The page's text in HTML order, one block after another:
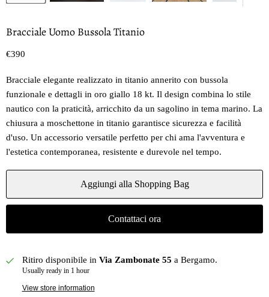
Bracciale Uomo Bussola Titanio
Prezzo oggi
€390
Bracciale elegante realizzato in titanio annerito con bussola
funzionale e dettagli in oro giallo 18 kt. Il design combina lo stile
nautico con la praticità, arricchito da un sagolino in tema marino. La
chiusura a moschettone in titanio garantisce sicurezza e facilità
d'uso. Un accessorio versatile perfetto per chi ama l'avventura e
l'estetica contemporanea, resistente e durevole nel tempo.
Aggiungi alla Shopping Bag
Contattaci ora
Ritiro disponibile in Via Zambonate 55 a Bergamo.
Usually ready in 1 hour
View store information